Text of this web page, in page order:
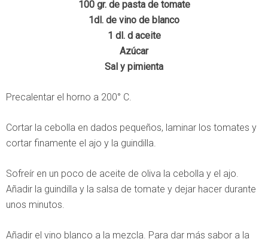
100 gr. de pasta de tomate
1dl. de vino de blanco
1 dl. d aceite
Azúcar
Sal y pimienta
Precalentar el horno a 200° C.
Cortar la cebolla en dados pequeños, laminar los tomates y
cortar finamente el ajo y la guindilla.
Sofreír en un poco de aceite de oliva la cebolla y el ajo.
Añadir la guindilla y la salsa de tomate y dejar hacer durante
unos minutos.
Añadir el vino blanco a la mezcla. Para dar más sabor a la